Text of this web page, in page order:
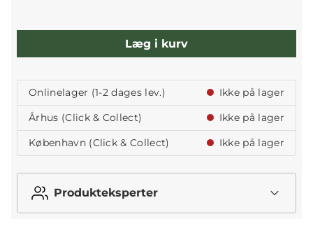
Læg i kurv
Onlinelager (1-2 dages lev.)
Ikke på lager
Århus (Click & Collect)
Ikke på lager
København (Click & Collect)
Ikke på lager
Produkteksperter